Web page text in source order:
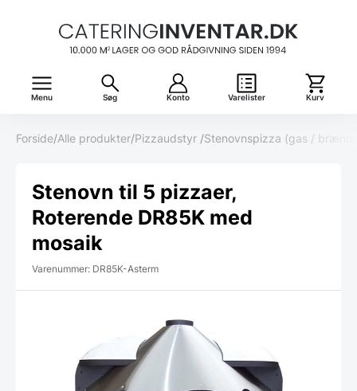
Menu Søg Konto Varelister Kurv
Forside/Alle produkter/Pizzaudstyr /Stenovnspizza (gas /
Stenovn til 5 pizzaer,
Roterende DR85K med
mosaik
Varenummer: DR85K-Asterm